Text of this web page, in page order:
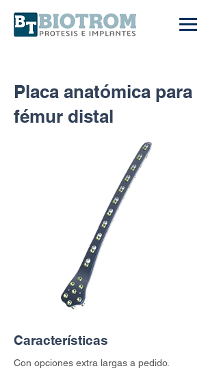
Placa anatómica para
fémur distal
Características
Con opciones extra largas a pedido.